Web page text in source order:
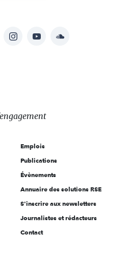
InstagramYouTubeSoundcloud
Emplois
Publications
Évènements
Annuaire des solutions RSE
S'inscrire aux newsletters
Journalistes et rédacteurs
Contact